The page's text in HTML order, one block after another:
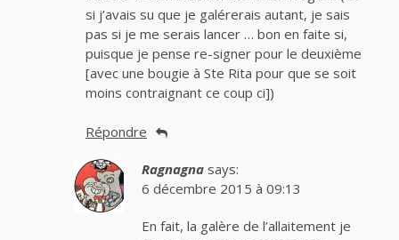
si j’avais su que je galérerais autant, je sais
pas si je me serais lancer … bon en faite si,
puisque je pense re-signer pour le deuxième
[avec une bougie à Ste Rita pour que se soit
moins contraignant ce coup ci])
Répondre
Ragnagna says:
6 décembre 2015 à 09:13
En fait, la galère de l’allaitement je